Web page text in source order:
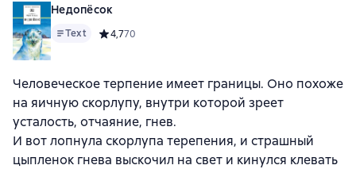
Недопёсок
Text Средний рейтинг 4,7 на основе 70 оценок
4,770
Человеческое терпение имеет границы. Оно похоже
на яичную скорлупу, внутри которой зреет
усталость, отчаяние, гнев.
И вот лопнула скорлупа терепения, и страшный
цыпленок гнева выскочил на свет и кинулся клевать